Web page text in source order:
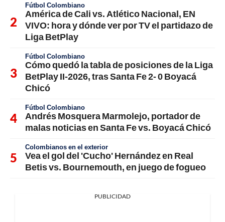
Fútbol Colombiano
América de Cali vs. Atlético Nacional, EN
VIVO: hora y dónde ver por TV el partidazo de
Liga BetPlay
Fútbol Colombiano
Cómo quedó la tabla de posiciones de la Liga
BetPlay II-2026, tras Santa Fe 2- 0 Boyacá
Chicó
Fútbol Colombiano
Andrés Mosquera Marmolejo, portador de
malas noticias en Santa Fe vs. Boyacá Chicó
Colombianos en el exterior
Vea el gol del 'Cucho' Hernández en Real
Betis vs. Bournemouth, en juego de fogueo
PUBLICIDAD